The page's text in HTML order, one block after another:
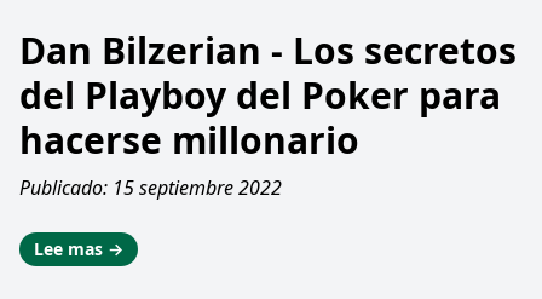
Dan Bilzerian - Los secretos
del Playboy del Poker para
hacerse millonario
Publicado: 15 septiembre 2022
Lee mas →